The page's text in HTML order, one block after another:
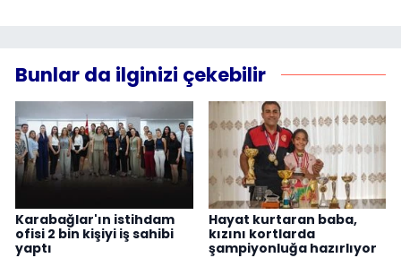
Bunlar da ilginizi çekebilir
Karabağlar'ın istihdam
ofisi 2 bin kişiyi iş sahibi
yaptı
Hayat kurtaran baba,
kızını kortlarda
şampiyonluğa hazırlıyor